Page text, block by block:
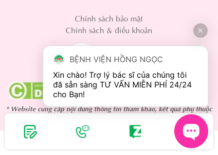
Chính sách bảo mật
Chính sách & điều khoản
* Website cung cấp nội dung thông tin tham khảo, kết quả phụ thuộc
BỆNH VIỆN HỒNG NGỌC
Xin chào! Trợ lý bác sĩ của chúng tôi
đã sẵn sàng TƯ VẤN MIỄN PHÍ 24/24